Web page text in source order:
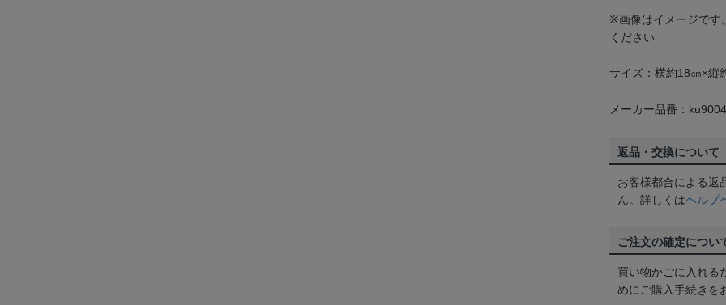
※画像はイメージです
ください
サイズ：横約18㎝×縦
メーカー品番：
返品・交換について
お客様都合による返
ん。詳しくはヘルプ
ご注文の確定につい
買い物かごに入れる
めにご購入手続きを